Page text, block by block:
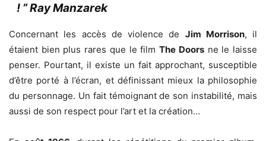
! ” Ray Manzarek
Concernant les accès de violence de Jim Morrison, il
étaient bien plus rares que le filmThe Doorsne le laisse
penser. Pourtant, il existe un fait approchant, susceptible
d’être porté à l’écran, et définissant mieux la philosophie
du personnage. Un fait témoignant de son instabilité, mais
aussi de son respect pour l’art et la création…